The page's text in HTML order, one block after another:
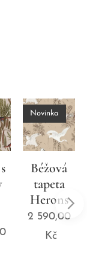
Béžová
tapeta
Herons
Novinka
2 590,00
Kč